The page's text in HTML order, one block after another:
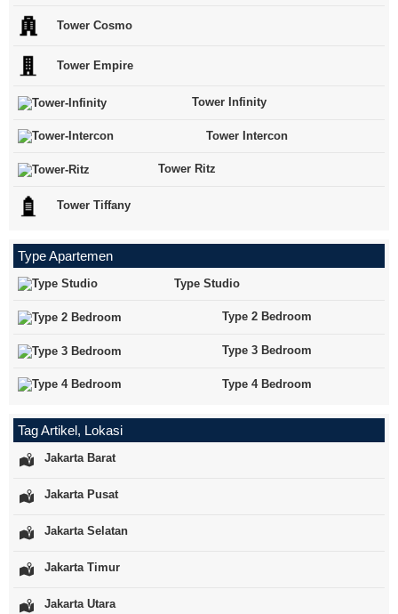
Tower Cosmo
Tower Empire
Tower Infinity
Tower Intercon
Tower Ritz
Tower Tiffany
Type Apartemen
Type Studio
Type 2 Bedroom
Type 3 Bedroom
Type 4 Bedroom
Tag Artikel, Lokasi
Jakarta Barat
Jakarta Pusat
Jakarta Selatan
Jakarta Timur
Jakarta Utara